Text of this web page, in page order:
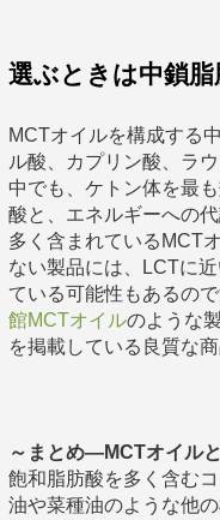
選ぶときは中鎖
MCTオイルを構成する
ル酸、カプリン酸、ラ
中でも、ケトン体を最
酸と、エネルギーへの
多く含まれているMCT
ない製品には、LCTに
ている可能性もあるの
館MCTオイルのような
を掲載している良質な
～まとめ―MCTオイル
飽和脂肪酸を多く含む
油や菜種油のような他